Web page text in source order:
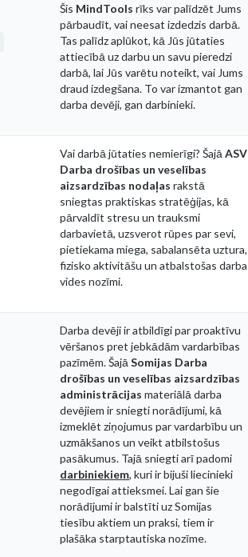
Šis MindTools rīks var palīdzēt Jums
pārbaudīt, vai neesat izdedzis darbā.
Tas palīdz aplūkot, kā Jūs jūtaties
attiecībā uz darbu un savu pieredzi
darbā, lai Jūs varētu noteikt, vai Jums
draud izdegšana. To var izmantot gan
darba devēji, gan darbinieki.
Vai darbā jūtaties nemierīgi? ŠajāASV
Darba drošības un veselības
aizsardzības nodaļas rakstā
sniegtas praktiskas stratēģijas, kā
pārvaldīt stresu un trauksmi
darbavietā, uzsverot rūpes par sevi,
pietiekama miega, sabalansēta uztura,
fizisko aktivitāšu un atbalstošas darba
vides nozīmi.
Darba devēji ir atbildīgi par proaktīvu
vēršanos pret jebkādām vardarbības
pazīmēm. ŠajāSomijas Darba
drošības un veselības aizsardzības
administrācijas materiālā darba
devējiem ir sniegti norādījumi, kā
izmeklēt ziņojumus par vardarbību un
uzmākšanos un veikt atbilstošus
pasākumus. Tajā sniegti arī padomi
darbiniekiem, kuri ir bijuši liecinieki
negodīgai attieksmei. Lai gan šie
norādījumi ir balstīti uz Somijas
tiesību aktiem un praksi, tiem ir
plašāka starptautiska nozīme.